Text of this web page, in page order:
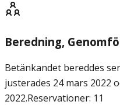
Beredning,
Betänkandet bereddes
justerades 24 mars 2022
2022.Reservationer: 11